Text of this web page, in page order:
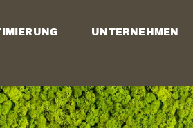
UNTERNEHMEN